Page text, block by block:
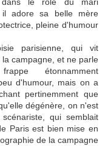
adore sa belle mère
pleine d'humour
parisienne, qui vit
campagne, et ne parle
étonnamment
d'humour, mais on a
pertinemment que
dégénère, on n'est
qui semblait
Paris est bien mise en
de la campagne